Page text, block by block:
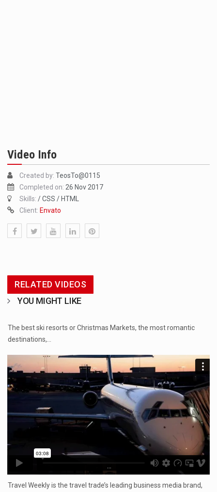
Video Info
Created by: TeosTo@0115
Completed on: 26 Nov 2017
Skills: / CSS / HTML
Client: Envato
RELATED VIDEOS
YOU MIGHT LIKE
The best ski resorts or Christmas Markets, the most romantic
destinations,…
Travel Weekly is the travel trade’s leading business media brand,